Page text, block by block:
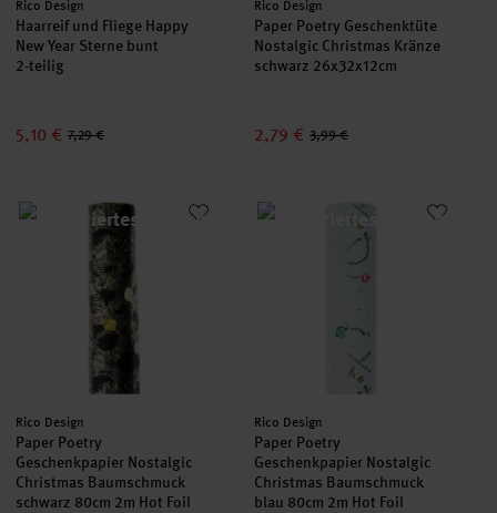
Hersteller:
Rico Design
Haarreif und Fliege Happy
New Year Sterne bunt
2-teilig
5,10 € 7,29 €
Hersteller:
Rico Design
Paper Poetry Geschenktüte
Nostalgic Christmas Kränze
schwarz 26x32x12cm
2,79 € 3,99 €
Paper Poetry Geschenkpapier Nostalgic Christmas
Hersteller:
Rico Design
Paper Poetry
Geschenkpapier Nostalgic
Christmas Baumschmuck
schwarz 80cm 2m Hot Foil
Paper Poetry Geschenkpapier
Hersteller:
Rico Design
Paper Poetry
Geschenkpapier Nostalgic
Christmas Baumschmuck
blau 80cm 2m Hot Foil